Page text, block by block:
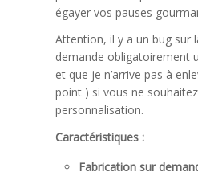
égayer vos pauses
Attention, il y a un bug sur
demande obligatoirement
et que je n’arrive pas à
point ) si vous ne
personnalisation.
Caractéristiques :
Fabrication sur